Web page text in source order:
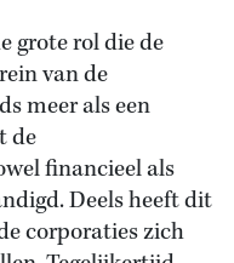
grote rol die de
van de
meer als een
de
financieel als
Deels heeft dit
corporaties zich